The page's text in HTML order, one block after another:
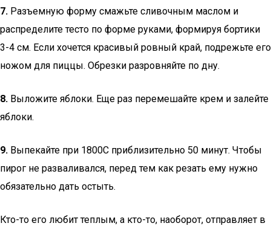
7. Разъемную форму смажьте сливочным маслом и
распределите тесто по форме руками, формируя бортики
3-4 см. Если хочется красивый ровный край, подрежьте его
ножом для пиццы. Обрезки разровняйте по дну.
8. Выложите яблоки. Еще раз перемешайте крем и залейте
яблоки.
9. Выпекайте при 1800С приблизительно 50 минут. Чтобы
пирог не разваливался, перед тем как резать ему нужно
обязательно дать остыть.
Кто-то его любит теплым, а кто-то, наоборот, отправляет в